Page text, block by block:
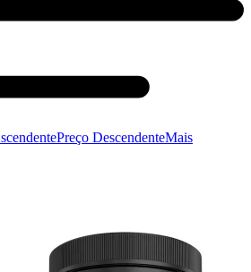
Preço DescendenteMais